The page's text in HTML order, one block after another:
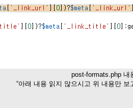
post-formats.php 내
“아래 내용 읽지 않으시고 위 내용만 보